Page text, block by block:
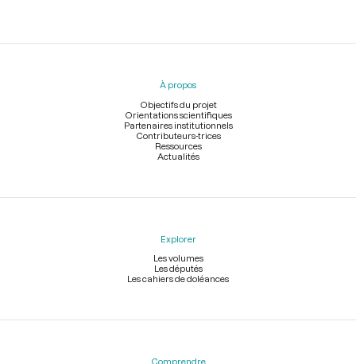
Menu
À propos
Objectifs du projet
Orientations scientifiques
Partenaires institutionnels
Contributeurs-trices
Ressources
Actualités
Explorer
Les volumes
Les députés
Les cahiers de doléances
Comprendre